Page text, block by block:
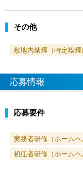
その他
敷地内禁煙（特定喫煙
応募情報
応募要件
実務者研修（ホームヘ
初任者研修（ホームヘ